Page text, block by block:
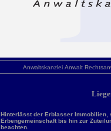
Anwaltskanzlei Anwalt
Hinterlässt der Erblasser Immobilien,
Erbengemeinschaft bis hin zur
beachten.